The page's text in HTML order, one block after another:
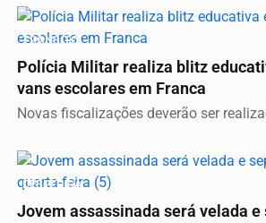
TRÂNSITO
Polícia Militar realiza blitz
vans escolares em Franca
Novas fiscalizações deverão ser
DESPEDIDA
Jovem assassinada será velada e